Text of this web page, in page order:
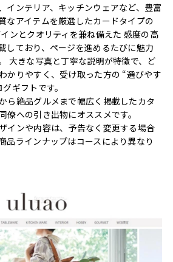
インテリア、キッチンウェアなど、豊富
なアイテムを厳選したカードタイプの
ンとクオリティを兼ね備えた 感度の高
しており、ページを進めるたびに魅力
大きな写真と丁寧な説明が特徴で、ど
かりやすく、受け取った方の “選びやす
ギフトです。
ら絶品グルメまで幅広く掲載したカタ
僚への引き出物にオススメです。
インや内容は、予告なく変更する場合
品ラインナップはコースにより異なり